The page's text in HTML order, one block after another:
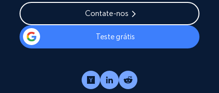
Contate-nos
Teste grátis